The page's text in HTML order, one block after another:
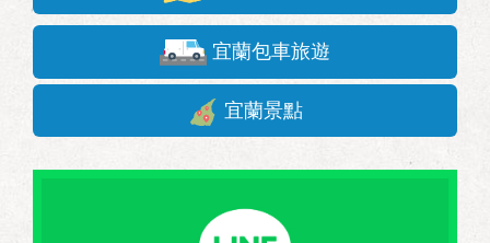
宜蘭包車旅遊
宜蘭景點